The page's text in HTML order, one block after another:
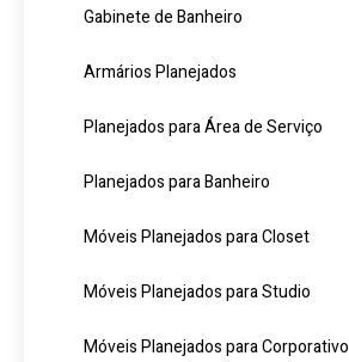
Gabinete de Banheiro
Armários Planejados
Planejados para Área de Serviço
Planejados para Banheiro
Móveis Planejados para Closet
Móveis Planejados para Studio
Móveis Planejados para Corporativo